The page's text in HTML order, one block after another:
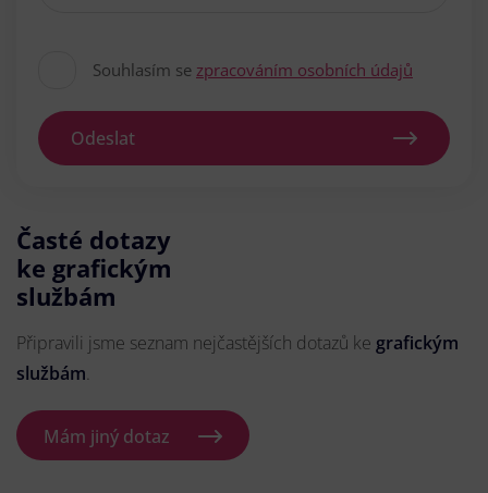
Souhlasím se zpracováním osobních údajů
Odeslat
Časté dotazy
ke grafickým
službám
Připravili jsme seznam nejčastějších dotazů ke grafickým
službám.
Mám jiný dotaz